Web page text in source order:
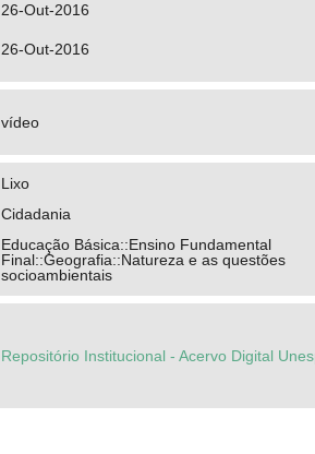
26-Out-2016
26-Out-2016
vídeo
Lixo
Cidadania
Educação Básica::Ensino Fundamental
Final::Geografia::Natureza e as questões
socioambientais
Repositório Institucional - Acervo Digital